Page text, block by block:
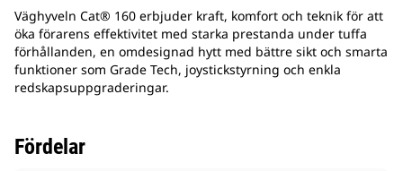
Väghyveln Cat® 160 erbjuder kraft, komfort och teknik för att
öka förarens effektivitet med starka prestanda under tuffa
förhållanden, en omdesignad hytt med bättre sikt och smarta
funktioner som Grade Tech, joystickstyrning och enkla
redskapsuppgraderingar.
Fördelar